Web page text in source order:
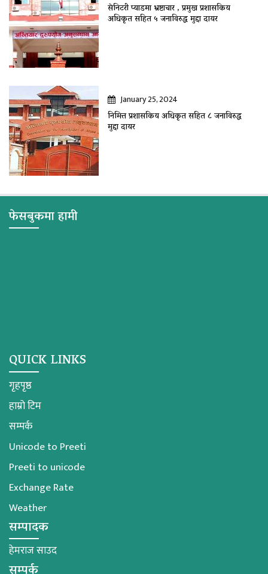
सेनिटरी प्याडमा भ्रष्टाचार , प्रमुख प्रशासकिय
अधिकृत सहित ५ जनाविरुद्ध मुद्दा दायर
January 25, 2024
निमित्त प्रशासकिय अधिकृत सहित ८ जनाविरुद्ध
मुद्दा दायर
फेसबुकमा हामी
QUICK LINKS
गृहपृष्ठ
हाम्रो टिम
सम्पर्क
Unicode to Preeti
Preeti to unicode
Exchange Rate
Weather
सम्पादक
हेमराज साउद